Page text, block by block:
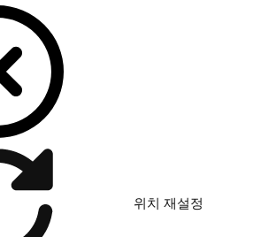
위치 재설정